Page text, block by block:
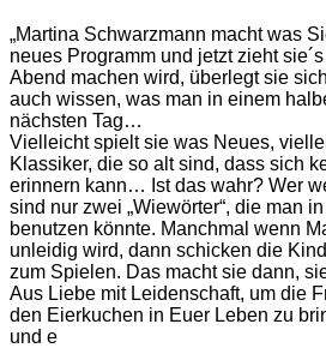
„Martina Schwarzmann macht was
neues Programm und jetzt zieht
Abend machen wird, überlegt sie
auch wissen, was man in einem
nächsten Tag…
Vielleicht spielt sie was Neues,
Klassiker, die so alt sind, dass sich
erinnern kann… Ist das wahr? Wer
sind nur zwei „Wiewörter“, die man
benutzen könnte. Manchmal wenn
unleidig wird, dann schicken die
zum Spielen. Das macht sie dann,
Aus Liebe mit Leidenschaft, um die
den Eierkuchen in Euer Leben zu
und e